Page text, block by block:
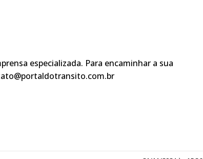
especializada. Para encaminhar a sua